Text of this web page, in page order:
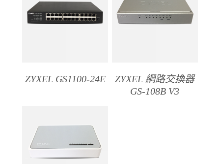
ZYXEL GS1100-24E
ZYXEL 網路交換器
GS-108B V3